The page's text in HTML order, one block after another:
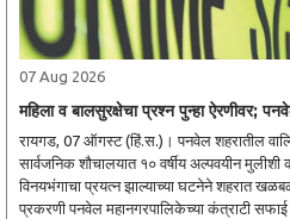
07 Aug 2026
महिला व बालसुरक्षेचा प्रश्न पुन्हा ऐरणीवर;
रायगड, 07 ऑगस्ट (हिं.स.)। पनवेल शहरातील
सार्वजनिक शौचालयात १० वर्षीय अल्पवयीन
विनयभंगाचा प्रयत्न झाल्याच्या घटनेने शहरात
प्रकरणी पनवेल महानगरपालिकेच्या कंत्राटी सफाई